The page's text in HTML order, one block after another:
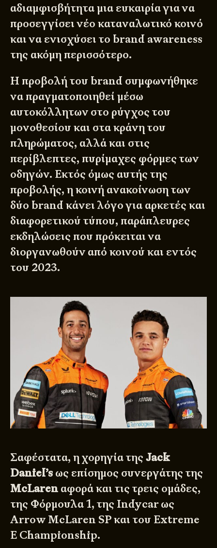
αδιαμφισβήτητα μια ευκαιρία για να
προσεγγίσει νέο καταναλωτικό κοινό
και να ενισχύσει το brand awareness
της ακόμη περισσότερο.
Η προβολή του brand συμφωνήθηκε
να πραγματοποιηθεί μέσω
αυτοκόλλητων στο ρύγχος του
μονοθεσίου και στα κράνη του
πληρώματος, αλλά και στις
περίβλεπτες, πυρίμαχες φόρμες των
οδηγών. Εκτός όμως αυτής της
προβολής, η κοινή ανακοίνωση των
δύο brand κάνει λόγο για αρκετές και
διαφορετικού τύπου, παράπλευρες
εκδηλώσεις που πρόκειται να
διοργανωθούν από κοινού και εντός
του 2023.
Σαφέστατα, η χορηγία τηςJack
Daniel’s ως επίσημος συνεργάτης της
McLaren αφορά και τις τρεις ομάδες,
της Φόρμουλα 1, της Indycarως
Arrow McLaren SP και του Extreme
E Championship.